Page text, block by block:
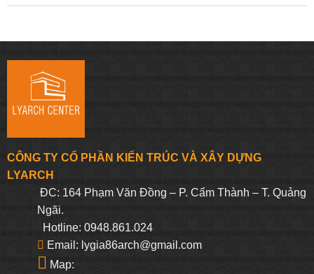
CÔNG TY CỔ PHẦN KIẾN TRÚC VÀ XÂY DỰNG
LYARCH
ĐC: 164 Phạm Văn Đồng – P. Cẩm Thành – T. Quảng
Ngãi.
Hotline: 0948.861.024
Email: lygia86arch@gmail.com
Map: